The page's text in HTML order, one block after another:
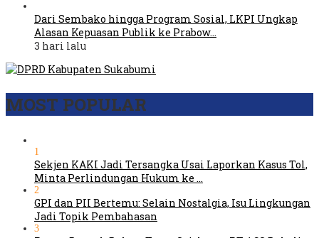
Dari Sembako hingga Program Sosial, LKPI Ungkap
Alasan Kepuasan Publik ke Prabow…
3 hari lalu
MOST POPULAR
1
Sekjen KAKI Jadi Tersangka Usai Laporkan Kasus Tol,
Minta Perlindungan Hukum ke …
2
GPI dan PII Bertemu: Selain Nostalgia, Isu Lingkungan
Jadi Topik Pembahasan
3